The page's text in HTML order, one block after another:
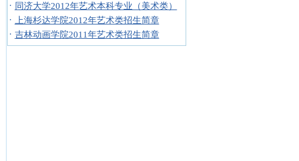
· 同济大学2012年艺术本科专业（美术类）
·
上海杉达学院2012年艺术类招生简章
· 吉林动画学院2011年艺术类招生简章